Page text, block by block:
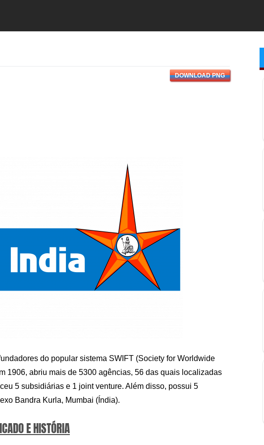
DOWNLOAD PNG
do popular sistema SWIFT (Society for Worldwide
1906, abriu mais de 5300 agências, 56 das quais localizadas
5 subsidiárias e 1 joint venture. Além disso, possui 5
Bandra Kurla, Mumbai (Índia).
E HISTÓRIA